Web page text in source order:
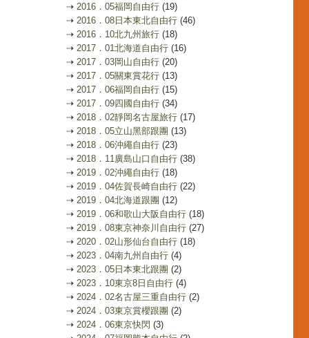
⇢ 2016．05福岡自由行 (19)
⇢ 2016．08日本東北自由行 (46)
⇢ 2016．10北九州旅行 (18)
⇢ 2017．01北海道自由行 (16)
⇢ 2017．03岡山自由行 (20)
⇢ 2017．05關東賞花行 (13)
⇢ 2017．06福岡自由行 (15)
⇢ 2017．09四國自由行 (34)
⇢ 2018．02靜岡名古屋旅行 (17)
⇢ 2018．05立山黑部跟團 (13)
⇢ 2018．06沖繩自由行 (23)
⇢ 2018．11廣島山口自由行 (38)
⇢ 2019．02沖繩自由行 (18)
⇢ 2019．04佐賀長崎自由行 (22)
⇢ 2019．04北海道跟團 (12)
⇢ 2019．06和歌山大阪自由行 (18)
⇢ 2019．08東京神奈川自由行 (27)
⇢ 2020．02山形仙台自由行 (18)
⇢ 2023．04南九州自由行 (4)
⇢ 2023．05日本東北跟團 (2)
⇢ 2023．10東京8日自由行 (4)
⇢ 2024．02名古屋三重自由行 (2)
⇢ 2024．03東京賞櫻跟團 (2)
⇢ 2024．06東京快閃 (3)